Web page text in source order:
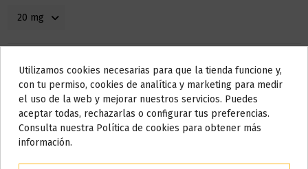
Do not show again.
AVISO IMPORTANTE
Nos tomamos unos días
Todos los pedidos realizados desde el
Utilizamos cookies necesarias para que la tienda funcione y,
con tu permiso, cookies de analítica y marketing para medir
el uso de la web y mejorar nuestros servicios. Puedes
aceptar todas, rechazarlas o configurar tus preferencias.
Consulta nuestra Política de cookies para obtener más
información.